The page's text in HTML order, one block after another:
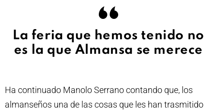
La feria que hemos tenido no
es la que Almansa se merece
Ha continuado Manolo Serrano contando que, los
almanseños una de las cosas que les han trasmitido